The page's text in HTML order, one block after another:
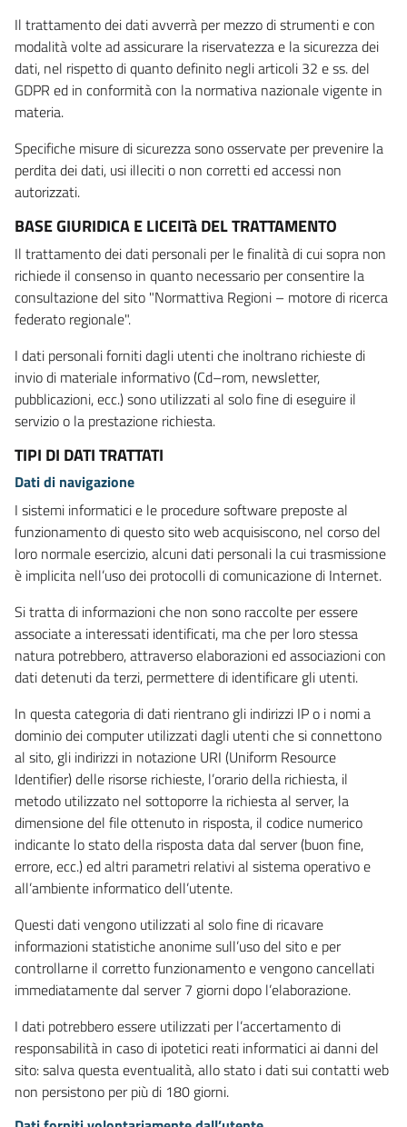
Il trattamento dei dati avverrà per mezzo di strumenti e con
modalità volte ad assicurare la riservatezza e la sicurezza dei
dati, nel rispetto di quanto definito negli articoli 32 e ss. del
GDPR ed in conformità con la normativa nazionale vigente in
materia.
Specifiche misure di sicurezza sono osservate per prevenire la
perdita dei dati, usi illeciti o non corretti ed accessi non
autorizzati.
BASE GIURIDICA E LICEITà DEL TRATTAMENTO
Il trattamento dei dati personali per le finalità di cui sopra non
richiede il consenso in quanto necessario per consentire la
consultazione del sito "Normattiva Regioni – motore di ricerca
federato regionale".
I dati personali forniti dagli utenti che inoltrano richieste di
invio di materiale informativo (Cd–rom, newsletter,
pubblicazioni, ecc.) sono utilizzati al solo fine di eseguire il
servizio o la prestazione richiesta.
TIPI DI DATI TRATTATI
Dati di navigazione
I sistemi informatici e le procedure software preposte al
funzionamento di questo sito web acquisiscono, nel corso del
loro normale esercizio, alcuni dati personali la cui trasmissione
è implicita nell’uso dei protocolli di comunicazione di Internet.
Si tratta di informazioni che non sono raccolte per essere
associate a interessati identificati, ma che per loro stessa
natura potrebbero, attraverso elaborazioni ed associazioni con
dati detenuti da terzi, permettere di identificare gli utenti.
In questa categoria di dati rientrano gli indirizzi IP o i nomi a
dominio dei computer utilizzati dagli utenti che si connettono
al sito, gli indirizzi in notazione URI (Uniform Resource
Identifier) delle risorse richieste, l’orario della richiesta, il
metodo utilizzato nel sottoporre la richiesta al server, la
dimensione del file ottenuto in risposta, il codice numerico
indicante lo stato della risposta data dal server (buon fine,
errore, ecc.) ed altri parametri relativi al sistema operativo e
all’ambiente informatico dell’utente.
Questi dati vengono utilizzati al solo fine di ricavare
informazioni statistiche anonime sull’uso del sito e per
controllarne il corretto funzionamento e vengono cancellati
immediatamente dal server 7 giorni dopo l’elaborazione.
I dati potrebbero essere utilizzati per l’accertamento di
responsabilità in caso di ipotetici reati informatici ai danni del
sito: salva questa eventualità, allo stato i dati sui contatti web
non persistono per più di 180 giorni.